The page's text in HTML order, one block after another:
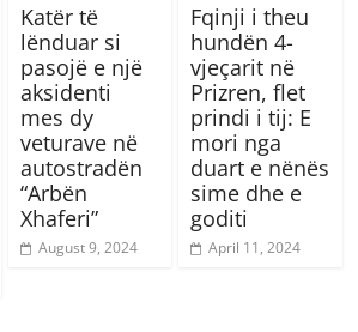
Katër të
lënduar si
pasojë e një
aksidenti
mes dy
veturave në
autostradën
“Arbën
Xhaferi”
August 9, 2024
Fqinji i theu
hundën 4-
vjeçarit në
Prizren, flet
prindi i tij: E
mori nga
duart e nënës
sime dhe e
goditi
April 11, 2024